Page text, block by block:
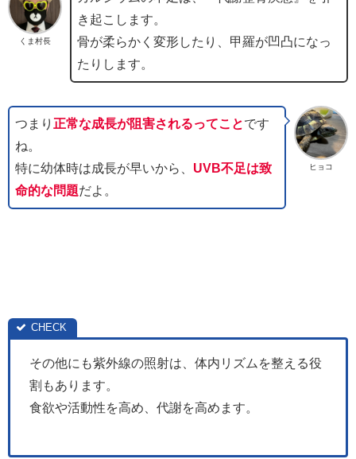
くま村長
き起こします。
骨が柔らかく変形したり、甲羅が凹凸になっ
たりします。
ヒョコ
つまり 正常な成長が阻害されるってことです
ね。
特に幼体時は成長が早いから、 UVB不足は致
命的な問題だよ。
その他にも紫外線の照射は、体内リズムを整える役
割もあります。
食欲や活動性を高め、代謝を高めます。